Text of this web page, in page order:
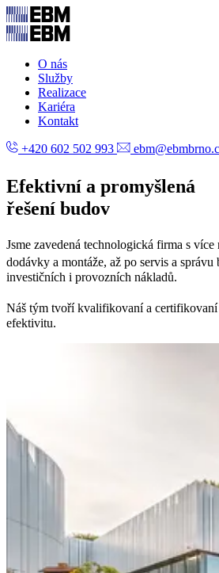
O nás
Služby
Realizace
Kariéra
Kontakt
+420 602 502 993
Efektivní a promyšlená
řešení budov
Jsme zavedená technologická firma s
dodávky a montáže, až po servis a
investičních i provozních nákladů.
Náš tým tvoří kvalifikovaní a
efektivitu.